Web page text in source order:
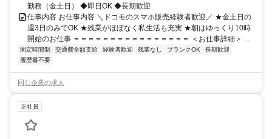
勤務（金土日） ◆即日OK ◆長期歓迎
仕事内容 お仕事内容 ＼ドコモのスマホ販売経験者歓迎／ ★金土日の
週3日のみでOK ★残業がほぼなく私生活も充実 ★朝はゆっくり10時
開始のお仕事 ＝＝＝＝＝＝＝＝＝＝＝＝＝＝＝＝ ＜お仕事詳細＞ ...
固定時間制 交通費全額支給 経験者歓迎 残業なし ブランクOK
長期歓迎
履歴書不要
同じ企業の求人
正社員